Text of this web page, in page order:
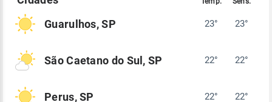
Guarulhos, SP 23° 23°
São Caetano do Sul, SP 22° 22°
Perus, SP 22° 22°